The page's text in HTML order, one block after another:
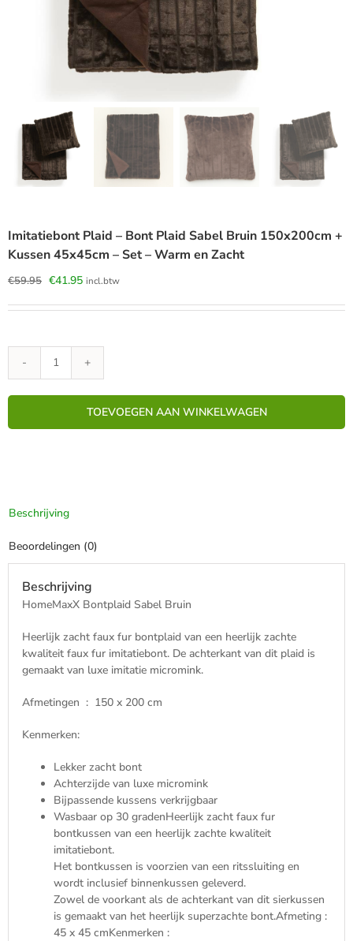
Imitatiebont Plaid – Bont Plaid Sabel Bruin 150x200cm +
Kussen 45x45cm – Set – Warm en Zacht
€59.95 Oorspronkelijke
was:
€41.95Huidige
is:
incl.btw
Imitatiebont
Kussen
-
Set
-
Warm
Zacht
aantal
TOEVOEGEN AAN WINKELWAGEN
Beschrijving
Beoordelingen (0)
Beschrijving
HomeMaxX Bontplaid Sabel Bruin
Heerlijk zacht faux fur bontplaid van een heerlijk zachte
kwaliteit faux fur imitatiebont. De achterkant van dit plaid is
gemaakt van luxe imitatie micromink.
Afmetingen : 150 x 200 cm
Kenmerken:
Lekker zacht bont
Achterzijde van luxe micromink
Bijpassende kussens verkrijgbaar
Wasbaar op 30 gradenHeerlijk zacht faux fur
bontkussen van een heerlijk zachte kwaliteit
imitatiebont.
Het bontkussen is voorzien van een ritssluiting en
wordt inclusief binnenkussen geleverd.
Zowel de voorkant als de achterkant van dit sierkussen
is gemaakt van het heerlijk superzachte bont.Afmeting :
45 x 45 cmKenmerken :